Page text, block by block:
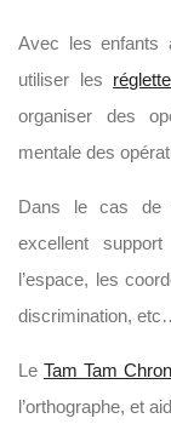
Avec les enfants
utiliser les
organiser des
mentale des
Dans le cas de
excellent
l’espace, les
discrimination,
Le Tam Tam
l’orthographe, et